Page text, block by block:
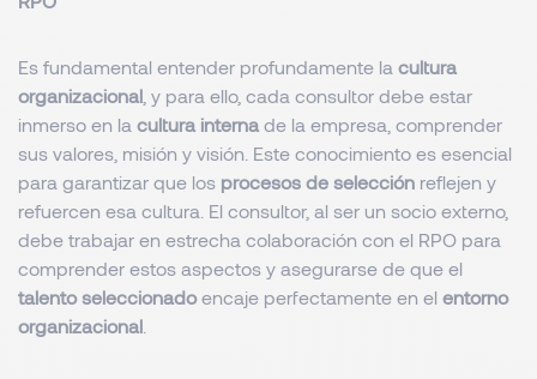
Es fundamental entender profundamente la cultura
organizacional , y para ello, cada consultor debe estar
inmerso en la cultura interna de la empresa, comprender
sus valores, misión y visión. Este conocimiento es esencial
para garantizar que los procesos de selección reflejen y
refuercen esa cultura. El consultor, al ser un socio externo,
debe trabajar en estrecha colaboración con el RPO para
comprender estos aspectos y asegurarse de que el
talento seleccionadoencaje perfectamente en el entorno
organizacional